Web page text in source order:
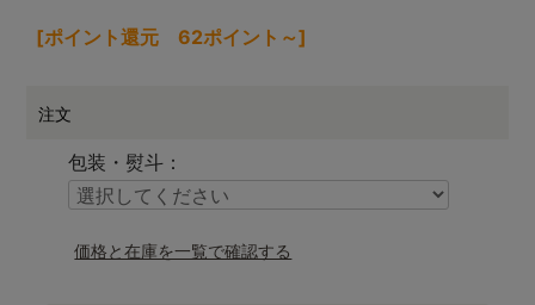
[ポイント還元 62ポイント～]
注文
包装・熨斗：
価格と在庫を一覧で確認する